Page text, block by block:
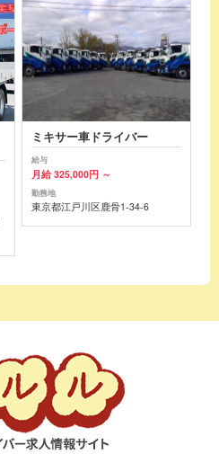
ミキサー車ドライバー
給与
月給 325,000円 ～
勤務地
東京都江戸川区鹿骨1-34-6